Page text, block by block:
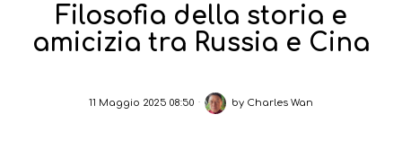
Filosofia della storia e
amicizia tra Russia e Cina
11 Maggio 2025 08:50 by Charles Wan